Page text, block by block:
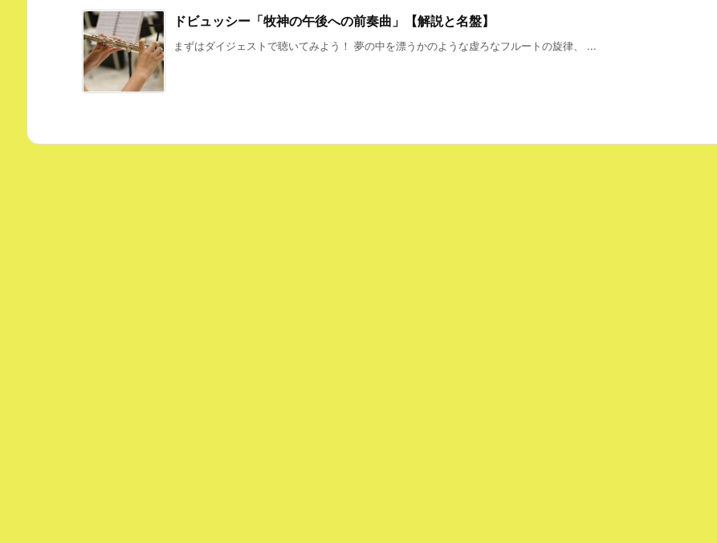
ドビュッシー「牧神の午後への前奏曲」【解説と名盤】
まずはダイジェストで聴いてみよう！ 夢の中を漂うかのような虚ろなフルートの旋律、 ...